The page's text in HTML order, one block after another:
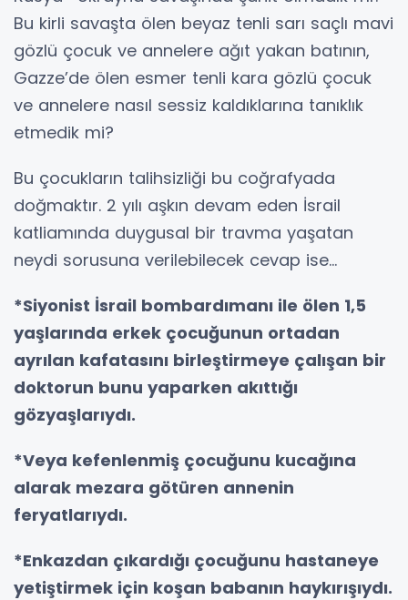
Bu kirli savaşta ölen beyaz tenli sarı saçlı mavi
gözlü çocuk ve annelere ağıt yakan batının,
Gazze’de ölen esmer tenli kara gözlü çocuk
ve annelere nasıl sessiz kaldıklarına tanıklık
etmedik mi?
Bu çocukların talihsizliği bu coğrafyada
doğmaktır. 2 yılı aşkın devam eden İsrail
katliamında duygusal bir travma yaşatan
neydi sorusuna verilebilecek cevap ise...
*Siyonist İsrail bombardımanı ile ölen 1,5
yaşlarında erkek çocuğunun ortadan
ayrılan kafatasını birleştirmeye çalışan bir
doktorun bunu yaparken akıttığı
gözyaşlarıydı.
*Veya kefenlenmiş çocuğunu kucağına
alarak mezara götüren annenin
feryatlarıydı.
*Enkazdan çıkardığı çocuğunu hastaneye
yetiştirmek için koşan babanın haykırışıydı.